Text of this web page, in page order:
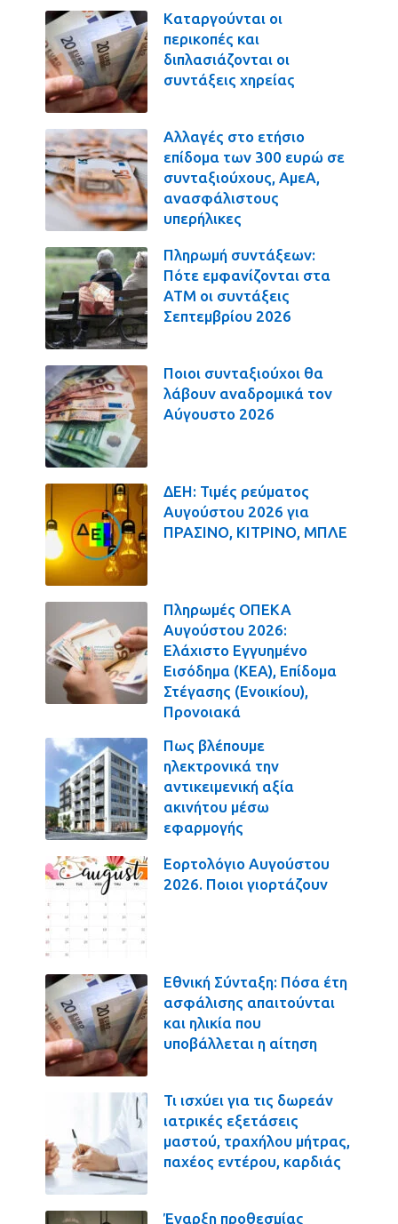
Καταργούνται οι
περικοπές και
διπλασιάζονται οι
συντάξεις χηρείας
Αλλαγές στο ετήσιο
επίδομα των 300 ευρώ σε
συνταξιούχους, ΑμεΑ,
ανασφάλιστους
υπερήλικες
Πληρωμή συντάξεων:
Πότε εμφανίζονται στα
ΑΤΜ οι συντάξεις
Σεπτεμβρίου 2026
Ποιοι συνταξιούχοι θα
λάβουν αναδρομικά τον
Αύγουστο 2026
ΔΕΗ: Τιμές ρεύματος
Αυγούστου 2026 για
ΠΡΑΣΙΝΟ, ΚΙΤΡΙΝΟ, ΜΠΛΕ
Πληρωμές ΟΠΕΚΑ
Αυγούστου 2026:
Ελάχιστο Εγγυημένο
Εισόδημα (ΚΕΑ), Επίδομα
Στέγασης (Ενοικίου),
Προνοιακά
Πως βλέπουμε
ηλεκτρονικά την
αντικειμενική αξία
ακινήτου μέσω
εφαρμογής
Εορτολόγιο Αυγούστου
2026. Ποιοι γιορτάζουν
Εθνική Σύνταξη: Πόσα έτη
ασφάλισης απαιτούνται
και ηλικία που
υποβάλλεται η αίτηση
Τι ισχύει για τις δωρεάν
ιατρικές εξετάσεις
μαστού, τραχήλου μήτρας,
παχέος εντέρου, καρδιάς
Έναρξη προθεσμίας